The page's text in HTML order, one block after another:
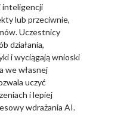
inteligencji
lub przeciwnie,
Uczestnicy
działania,
i wyciągają wnioski
we własnej
uczyć
i lepiej
wdrażania AI.